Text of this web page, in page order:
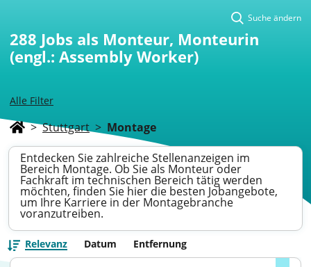
Alle Filter
Suche ändern
288 Jobs als Monteur, Monteurin
(engl.: Assembly Worker)
> Stuttgart > Montage
Entdecken Sie zahlreiche Stellenanzeigen im
Bereich Montage. Ob Sie als Monteur oder
Fachkraft im technischen Bereich tätig werden
möchten, finden Sie hier die besten Jobangebote,
um Ihre Karriere in der Montagebranche
voranzutreiben.
Relevanz Datum Entfernung